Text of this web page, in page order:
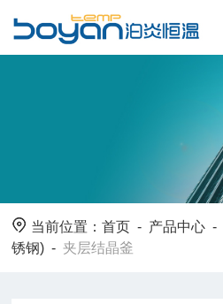
当前位置：首页 - 产品中心
锈钢) -夹层结晶釜